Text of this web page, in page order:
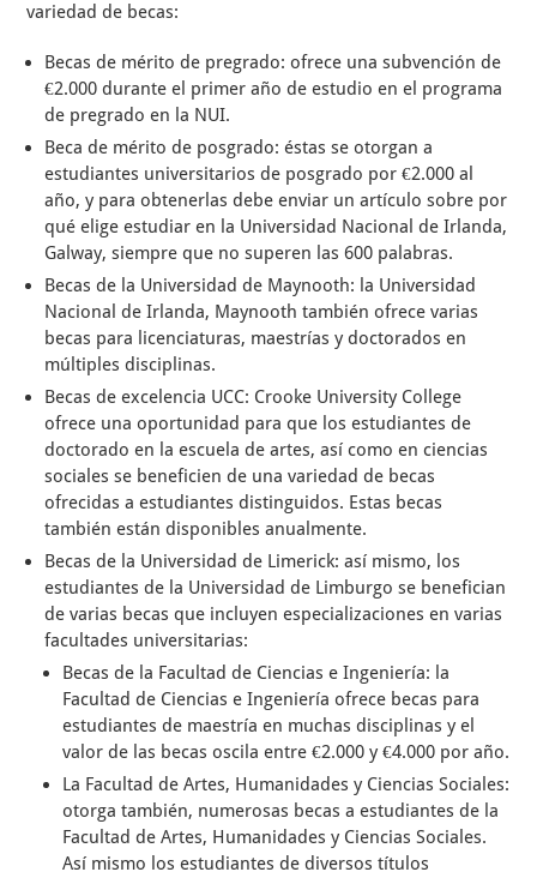
variedad de becas:
Becas de mérito de pregrado: ofrece una subvención de
€2.000 durante el primer año de estudio en el programa
de pregrado en la NUI.
Beca de mérito de posgrado: éstas se otorgan a
estudiantes universitarios de posgrado por €2.000 al
año, y para obtenerlas debe enviar un artículo sobre por
qué elige estudiar en la Universidad Nacional de Irlanda,
Galway, siempre que no superen las 600 palabras.
Becas de la Universidad de Maynooth: la Universidad
Nacional de Irlanda, Maynooth también ofrece varias
becas para licenciaturas, maestrías y doctorados en
múltiples disciplinas.
Becas de excelencia UCC: Crooke University College
ofrece una oportunidad para que los estudiantes de
doctorado en la escuela de artes, así como en ciencias
sociales se beneficien de una variedad de becas
ofrecidas a estudiantes distinguidos. Estas becas
también están disponibles anualmente.
Becas de la Universidad de Limerick: así mismo, los
estudiantes de la Universidad de Limburgo se benefician
de varias becas que incluyen especializaciones en varias
facultades universitarias:
Becas de la Facultad de Ciencias e Ingeniería: la
Facultad de Ciencias e Ingeniería ofrece becas para
estudiantes de maestría en muchas disciplinas y el
valor de las becas oscila entre €2.000 y €4.000 por año.
La Facultad de Artes, Humanidades y Ciencias Sociales:
otorga también, numerosas becas a estudiantes de la
Facultad de Artes, Humanidades y Ciencias Sociales.
Así mismo los estudiantes de diversos títulos